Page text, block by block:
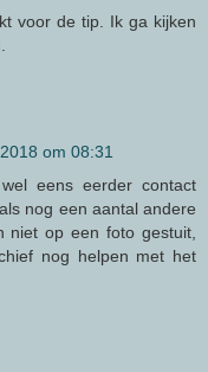
voor de tip. Ik ga kijken
om 08:31
eens eerder contact
nog een aantal andere
niet op een foto gestuit,
nog helpen met het